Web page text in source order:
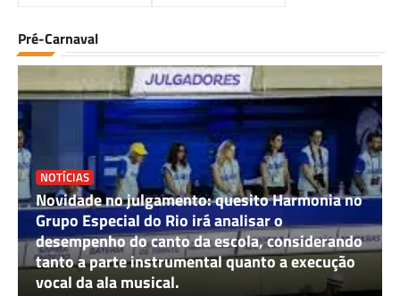
Pré-Carnaval
NOTÍCIAS
Novidade no julgamento: quesito Harmonia no
Grupo Especial do Rio irá analisar o
desempenho do canto da escola, considerando
tanto a parte instrumental quanto a execução
vocal da ala musical.